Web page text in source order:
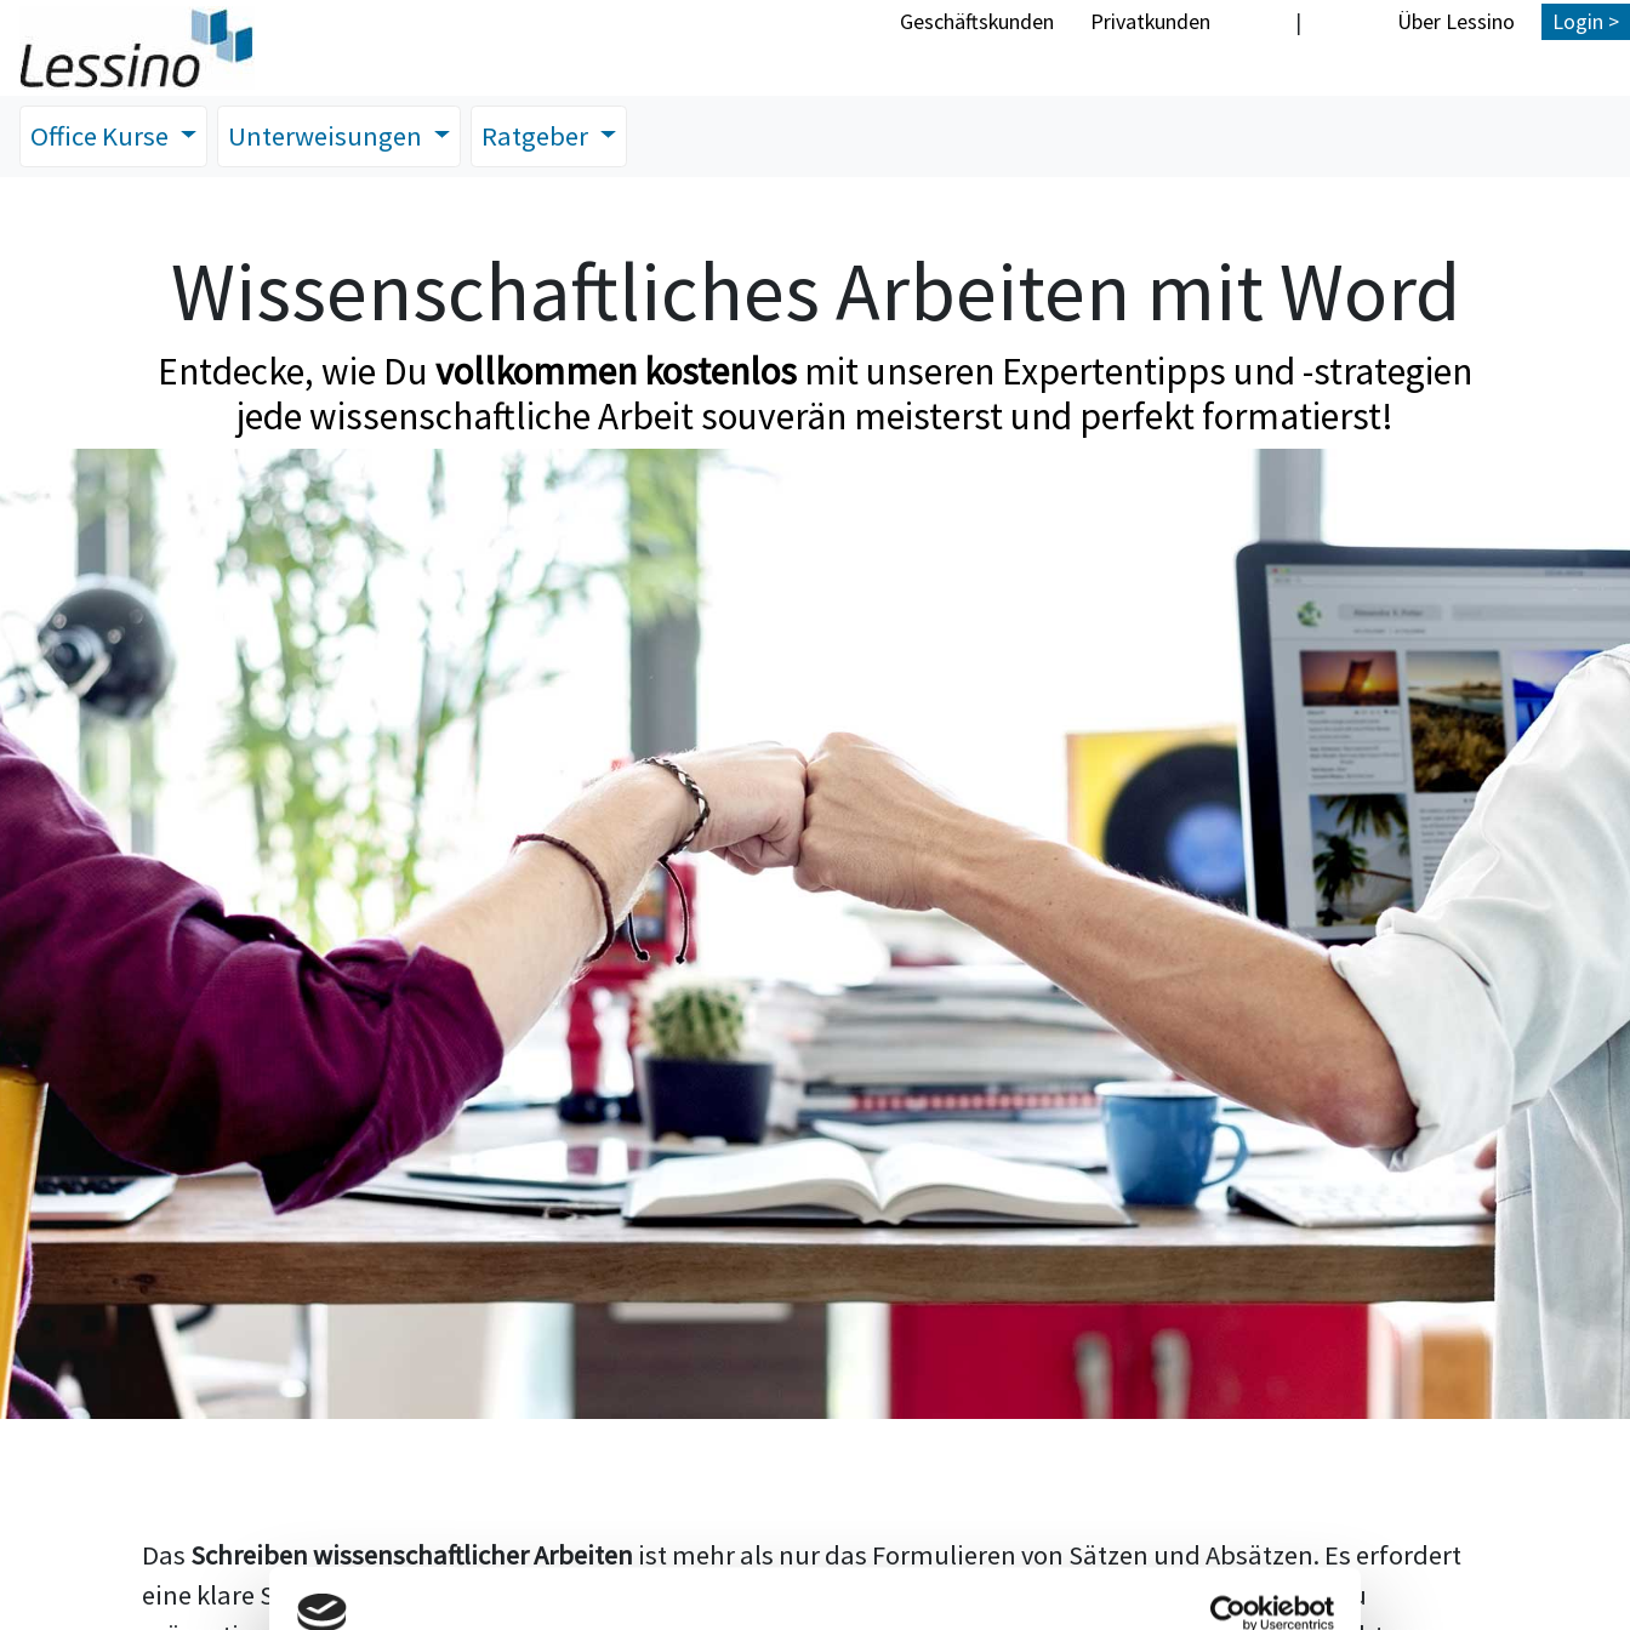
Geschäftskunden Privatkunden | Über Lessino Login >
Office Kurse Unterweisungen Ratgeber
Wissenschaftliches Arbeiten mit Word
Entdecke, wie Du vollkommen kostenlos mit unseren Expertentipps und -strategien
jede wissenschaftliche Arbeit souverän meisterst und perfekt formatierst!
Das Schreiben wissenschaftlicher Arbeiten ist mehr als nur das Formulieren von Sätzen und Absätzen. Es erfordert
eine klare Struktur, einen logischen Aufbau und die Fähigkeit, den aktuellen Forschungsstand adäquat zu